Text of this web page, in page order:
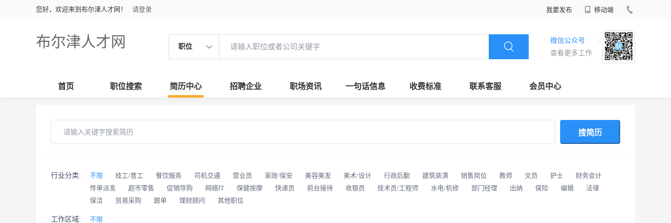
您好，欢迎来到布尔津人才网！ 请登录 我要发布 移动端
布尔津人才网 职位
微信公众号
查看更多工作
首页 职位搜索 简历中心 招聘企业 职场资讯 一句话信息 收费标准 联系客服 会员中心
搜简历
行业分类: 不限 技工/普工 餐饮服务 司机交通 营业员 家政/保安 美容美发 美术/设计 行政后勤 建筑装潢 销售岗位 教师 文员 护士
财务会计
传单派发
超市零售 促销导购 网络IT 保健按摩 快递员 前台接待 收银员 技术员/工程师 水电/机修 部门经理 出纳 保险 编辑
法律
保洁
贸易采购 跟单 理财顾问 其他职位
工作区域: 不限